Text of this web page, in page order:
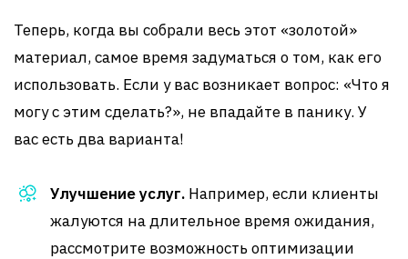
Теперь, когда вы собрали весь этот «золотой»
материал, самое время задуматься о том, как его
использовать. Если у вас возникает вопрос: «Что я
могу с этим сделать?», не впадайте в панику. У
вас есть два варианта!
Улучшение услуг. Например, если клиенты
жалуются на длительное время ожидания,
рассмотрите возможность оптимизации